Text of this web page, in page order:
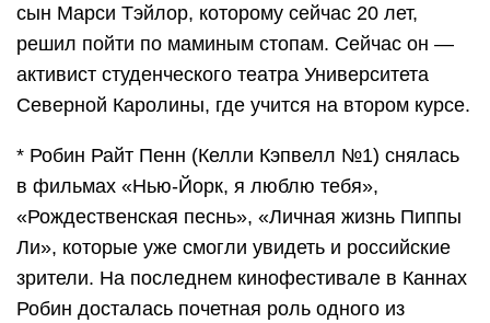
сын Марси Тэйлор, которому сейчас 20 лет,
решил пойти по маминым стопам. Сейчас он —
активист студенческого театра Университета
Северной Каролины, где учится на втором курсе.
* Робин Райт Пенн (Келли Кэпвелл №1) снялась
в фильмах «Нью-Йорк, я люблю тебя»,
«Рождественская песнь», «Личная жизнь Пиппы
Ли», которые уже смогли увидеть и российские
зрители. На последнем кинофестивале в Каннах
Робин досталась почетная роль одного из